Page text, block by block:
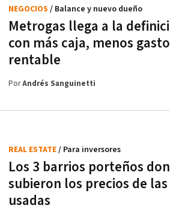
Metrogas llega a la
con más caja, menos
rentable
NEGOCIOS / Balance y nuevo dueño
PorAndrés Sanguinetti
Los 3 barrios porteños
subieron los precios de
usadas
REAL ESTATE/ Para inversores